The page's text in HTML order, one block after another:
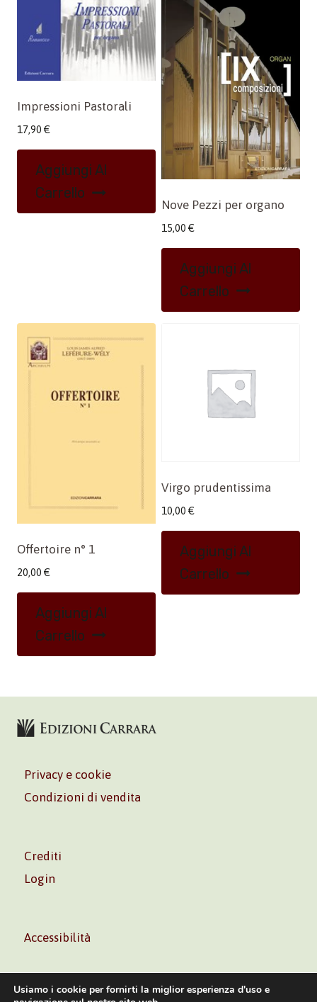
Impressioni Pastorali
17,90 €
Aggiungi Al
Carrello
Nove Pezzi per organo
15,00 €
Aggiungi Al
Carrello
Offertoire n° 1
20,00 €
Aggiungi Al
Carrello
Virgo prudentissima
10,00 €
Aggiungi Al
Carrello
Privacy e cookie
Condizioni di vendita
Crediti
Login
Accessibilità
Usiamo i cookie per fornirti la miglior esperienza d'uso e